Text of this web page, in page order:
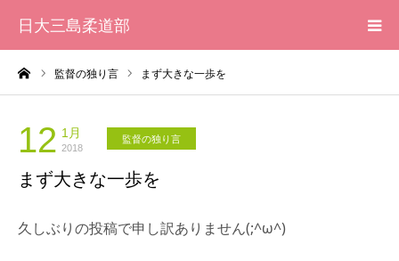
日大三島柔道部
監督の独り言 まず大きな一歩を
12 1月
2018
監督の独り言
まず大きな一歩を
久しぶりの投稿で申し訳ありません(;^ω^)
HOME
柔道部 紹介
ブログ
大会記録